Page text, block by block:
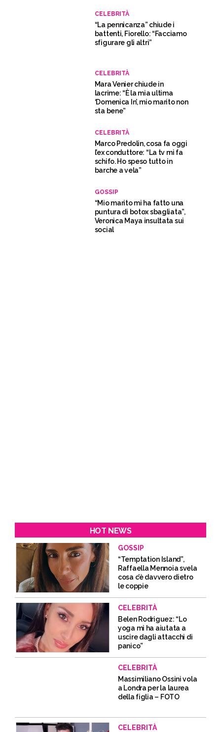
CELEBRITÀ
“La pennicanza” chiude i
battenti, Fiorello: “Facciamo
sfigurare gli altri”
CELEBRITÀ
Mara Venier chiude in
lacrime: “È la mia ultima
‘Domenica In’, mio marito non
sta bene”
CELEBRITÀ
Marco Predolin, cosa fa oggi
l’ex conduttore: “La tv mi fa
schifo. Ho speso tutto in
barche a vela”
GOSSIP
“Mio marito mi ha fatto una
puntura di botox sbagliata”,
Veronica Maya insultata sui
social
HOT NEWS
GOSSIP
“Temptation Island”,
Raffaella Mennoia svela
cosa c’è davvero dietro
le coppie
CELEBRITÀ
Belen Rodriguez: “Lo
yoga mi ha aiutata a
uscire dagli attacchi di
panico”
CELEBRITÀ
Massimiliano Ossini vola
a Londra per la laurea
della figlia – FOTO
CELEBRITÀ